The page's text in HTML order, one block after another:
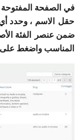
في الصفحة
حقل الاسم ، وحدد
ضمن عنصر الفئة
المناسب واضغط على